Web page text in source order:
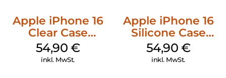
Apple iPhone 16
Clear Case
MagSafe
Transparent
54,90 €
inkl. MwSt.
Apple iPhone 16
Silicone Case
MagSafe Lake
Green
54,90 €
inkl. MwSt.